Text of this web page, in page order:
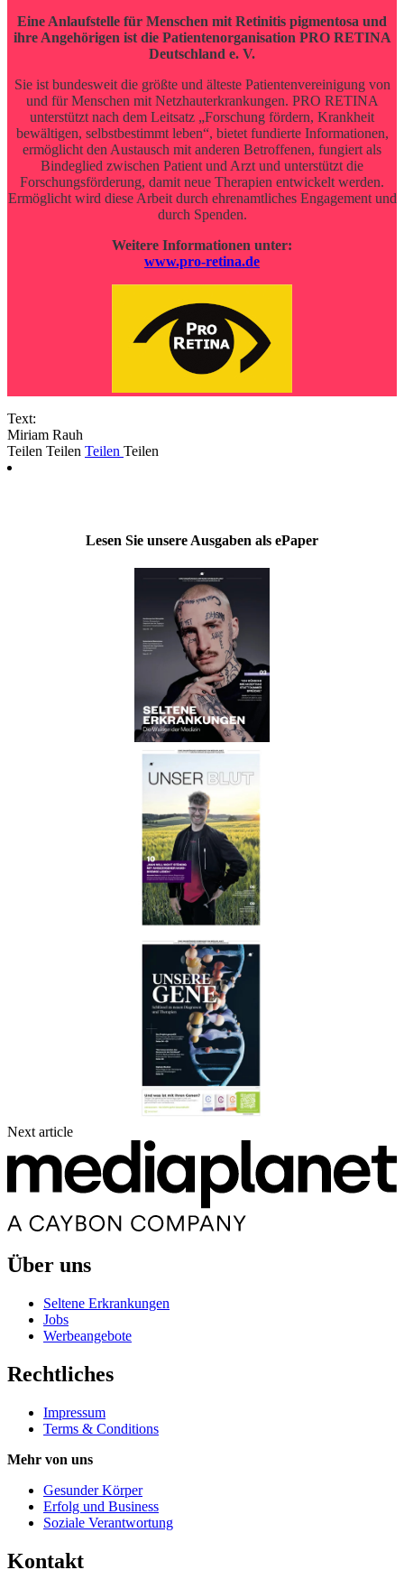
Eine Anlaufstelle für Menschen mit Retinitis pigmentosa und
ihre Angehörigen ist die Patientenorganisation PRO RETINA
Deutschland e. V.
Sie ist bundesweit die größte und älteste Patientenvereinigung von
und für Menschen mit Netzhauterkrankungen. PRO RETINA
unterstützt nach dem Leitsatz „Forschung fördern, Krankheit
bewältigen, selbstbestimmt leben“, bietet fundierte Informationen,
ermöglicht den Austausch mit anderen Betroffenen, fungiert als
Bindeglied zwischen Patient und Arzt und unterstützt die
Forschungsförderung, damit neue Therapien entwickelt werden.
Ermöglicht wird diese Arbeit durch ehrenamtliches Engagement und
durch Spenden.
Weitere Informationen unter:
www.pro-retina.de
Text:
Miriam Rauh
Teilen Teilen Teilen Teilen
Lesen Sie unsere Ausgaben als ePaper
Next article
Über uns
Seltene Erkrankungen
Jobs
Werbeangebote
Rechtliches
Impressum
Terms & Conditions
Mehr von uns
Gesunder Körper
Erfolg und Business
Soziale Verantwortung
Kontakt